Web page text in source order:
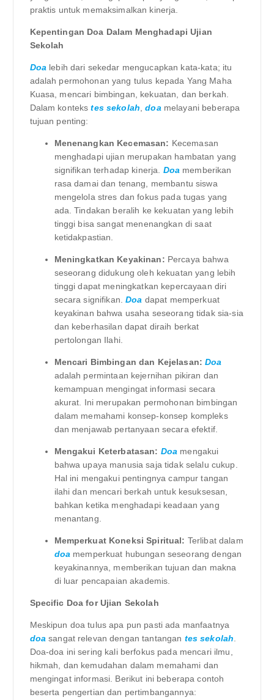
praktis untuk memaksimalkan kinerja.
Kepentingan Doa Dalam Menghadapi Ujian
Sekolah
Doa lebih dari sekedar mengucapkan kata-kata; itu
adalah permohonan yang tulus kepada Yang Maha
Kuasa, mencari bimbingan, kekuatan, dan berkah.
Dalam kontekstes sekolah ,doa melayani beberapa
tujuan penting:
Menenangkan Kecemasan: Kecemasan
menghadapi ujian merupakan hambatan yang
signifikan terhadap kinerja. Doa memberikan
rasa damai dan tenang, membantu siswa
mengelola stres dan fokus pada tugas yang
ada. Tindakan beralih ke kekuatan yang lebih
tinggi bisa sangat menenangkan di saat
ketidakpastian.
Meningkatkan Keyakinan: Percaya bahwa
seseorang didukung oleh kekuatan yang lebih
tinggi dapat meningkatkan kepercayaan diri
secara signifikan.Doa dapat memperkuat
keyakinan bahwa usaha seseorang tidak sia-sia
dan keberhasilan dapat diraih berkat
pertolongan Ilahi.
Mencari Bimbingan dan Kejelasan: Doa
adalah permintaan kejernihan pikiran dan
kemampuan mengingat informasi secara
akurat. Ini merupakan permohonan bimbingan
dalam memahami konsep-konsep kompleks
dan menjawab pertanyaan secara efektif.
Mengakui Keterbatasan: Doa mengakui
bahwa upaya manusia saja tidak selalu cukup.
Hal ini mengakui pentingnya campur tangan
ilahi dan mencari berkah untuk kesuksesan,
bahkan ketika menghadapi keadaan yang
menantang.
Memperkuat Koneksi Spiritual: Terlibat dalam
doa memperkuat hubungan seseorang dengan
keyakinannya, memberikan tujuan dan makna
di luar pencapaian akademis.
Specific Doa for Ujian Sekolah
Meskipun doa tulus apa pun pasti ada manfaatnya
doasangat relevan dengan tantangan tes sekolah.
Doa-doa ini sering kali berfokus pada mencari ilmu,
hikmah, dan kemudahan dalam memahami dan
mengingat informasi. Berikut ini beberapa contoh
beserta pengertian dan pertimbangannya: